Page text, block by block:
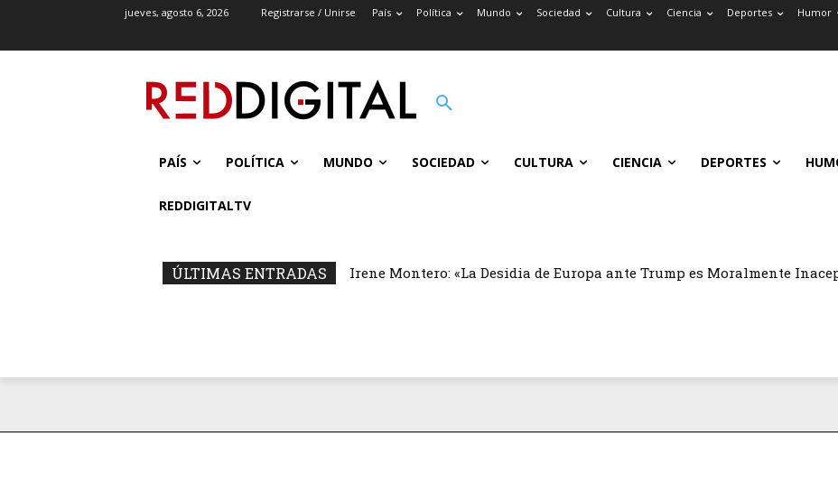
jueves, agosto 6, 2026 Registrarse / Unirse País Política Mundo Sociedad Cultura Ciencia Deportes Humor
PAÍS POLÍTICA MUNDO SOCIEDAD CULTURA CIENCIA DEPORTES
REDDIGITALTV
ÚLTIMAS ENTRADAS Irene Montero: «La Desidia de Europa ante Trump es Moralmente